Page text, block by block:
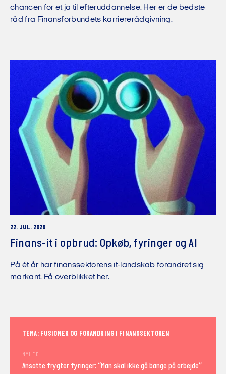
chancen for et ja til efteruddannelse. Her er de bedste
råd fra Finansforbundets karriererådgivning.
22. JUL. 2026
Finans-it i opbrud: Opkøb, fyringer og AI
På ét år har finanssektorens it-landskab forandret sig
markant. Få overblikket her.
TEMA: FUSIONER OG FORANDRING I FINANSSEKTOREN
NYHED
Ansatte frygter fyringer: “Man skal ikke gå bange på arbejde”